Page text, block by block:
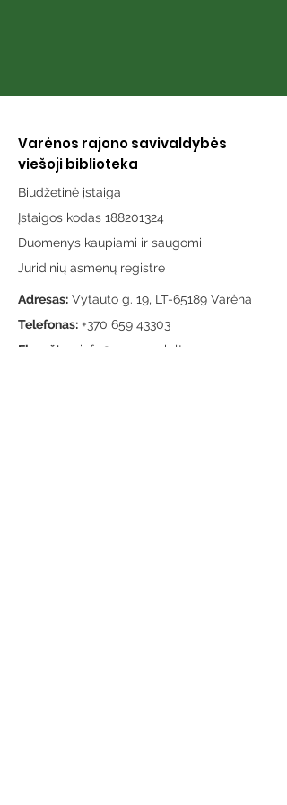
Varėnos rajono savivaldybės
viešoji biblioteka
Biudžetinė įstaiga
Įstaigos kodas 188201324
Duomenys kaupiami ir saugomi
Juridinių asmenų registre
Adresas: Vytauto g. 19, LT-65189 Varėna
Telefonas: +370 659 43303
El. paštas:
info@varenosvb.lt